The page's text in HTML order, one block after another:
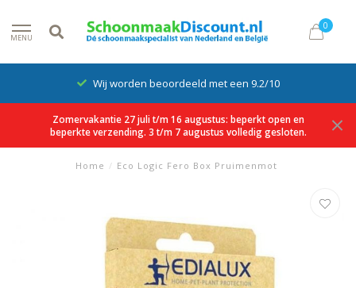
MENU
0
Wij worden beoordeeld met een 9.2/10
Zomervakantie 27 juli t/m 16 augustus: beperkt open en
beperkte verzending. 3 t/m 7 augustus volledig gesloten.
Home / Eco Logic Fero Box Pruimenmot